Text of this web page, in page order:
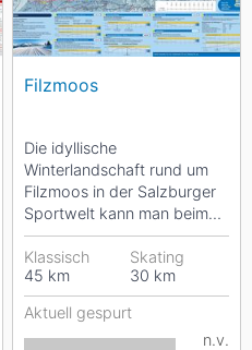
Filzmoos
Die idyllische
Winterlandschaft rund um
Filzmoos in der Salzburger
Sportwelt kann man beim
Langlaufen so richtig
genießen. Sieben Strecken
in...
Klassisch
45 km
Skating
30 km
Aktuell gespurt
n.v.